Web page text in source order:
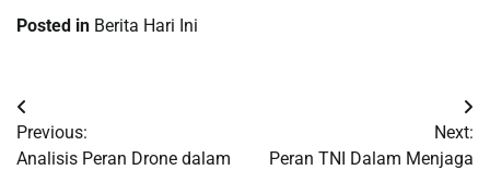
Posted in Berita Hari Ini
Post
navigation
Previous:
Analisis Peran Drone dalam
Next:
Peran TNI Dalam Menjaga